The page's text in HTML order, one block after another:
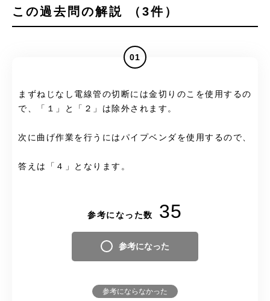
この過去問の解説 （3件）
01
まずねじなし電線管の切断には金切りのこを使用するの
で、「１」と「２」は除外されます。
次に曲げ作業を行うにはパイプベンダを使用するので、
答えは「４」となります。
参考になった数 35
参考になった
参考にならなかった